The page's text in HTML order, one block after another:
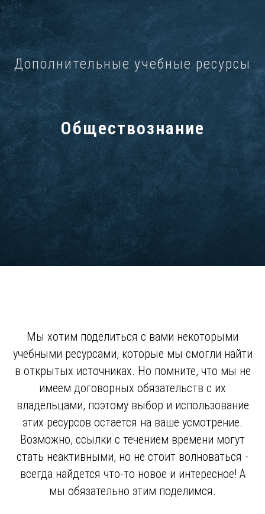
Обществознание
Дополнительные учебные ресурсы
Мы хотим поделиться с вами некоторыми
учебными ресурсами, которые мы смогли найти
в открытых источниках. Но помните, что мы не
имеем договорных обязательств с их
владельцами, поэтому выбор и использование
этих ресурсов остается на ваше усмотрение.
Возможно, ссылки с течением времени могут
стать неактивными, но не стоит волноваться -
всегда найдется что-то новое и интересное! А
мы обязательно этим поделимся.